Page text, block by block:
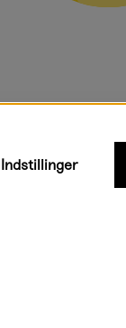
Indstillinger